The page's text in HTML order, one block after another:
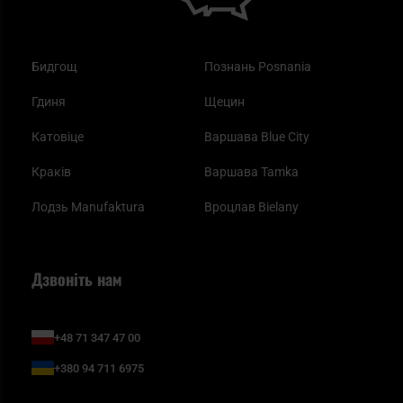
Бидгощ
Гдиня
Катовіце
Краків
Лодзь Manufaktura
Познань Posnania
Щецин
Варшава Blue City
Варшава Tamka
Вроцлав Bielany
Дзвоніть нам
+48 71 347 47 00
+380 94 711 6975